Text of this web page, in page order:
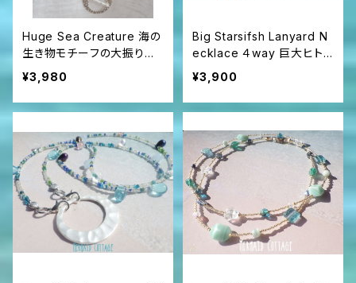
Huge Sea Creature 海の
生き物モチーフの大振りラ
ンヤード・グラスコード/眼
鏡・マスクホルダー
¥3,980
Big Starsifsh Lanyard N
ecklace ４way 巨大ヒト
デのグラスコード/眼鏡・マ
スクホルダー
¥3,900